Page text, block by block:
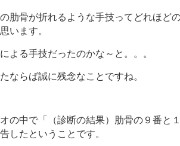
肋骨が折れるような手技ってどれほど
います。
よる手技だったのかな～と。。。
ならば誠に残念なことですね。
の中で「（診断の結果）肋骨の９番と
したということです。